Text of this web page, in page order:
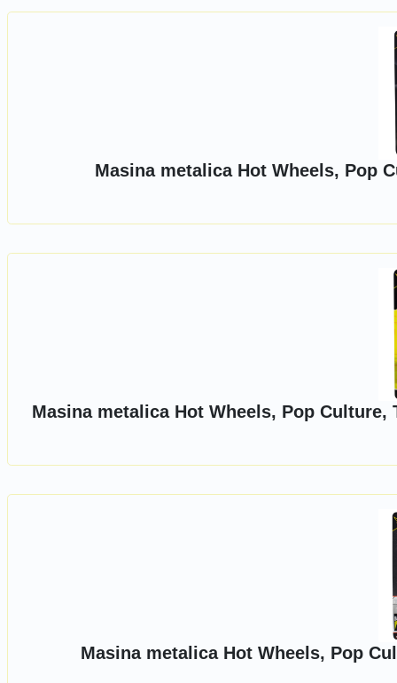
Masina metalica Hot Wheels, Pop
Masina metalica Hot Wheels, Pop Culture,
Masina metalica Hot Wheels, Pop